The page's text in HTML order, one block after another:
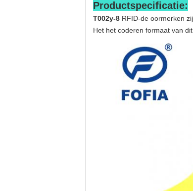
Productspecificatie:
T002y-8 RFID-de oormerken
Het het coderen formaat van